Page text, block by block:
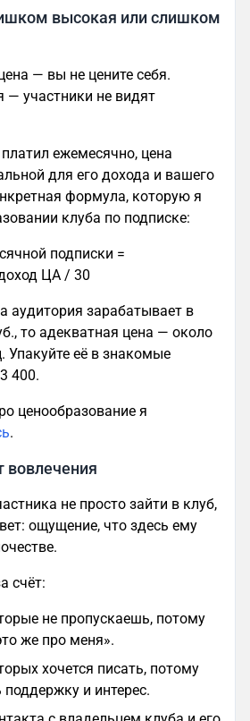
высокая или слишком
— вы не цените себя.
участники не видят
ежемесячно, цена
для его дохода и вашего
формула, которую я
клуба по подписке:
подписки =
ЦА / 30
аудитория зарабатывает в
то адекватная цена — около
Упакуйте её в знакомые
400.
ценообразование я
.
не просто зайти в клуб,
ощущение, что здесь ему
счёт:
не пропускаешь, потому
же про меня».
хочется писать, потому
и интерес.